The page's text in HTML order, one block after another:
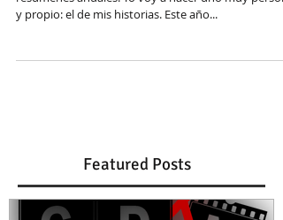
Este 2015 se agota y por todas partes aparecen
y propio: el de mis historias. Este año...
Featured Posts